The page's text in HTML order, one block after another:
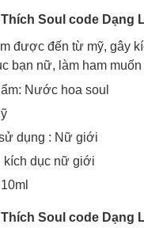
Soul code Dạng
được đến từ mỹ, gây
bạn nữ, làm ham
Nước hoa soul
dụng : Nữ giới
kích dục nữ giới
Soul code Dạng